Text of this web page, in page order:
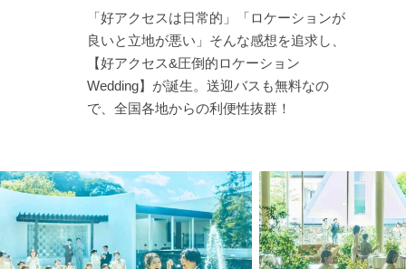
「好アクセスは日常的」「ロケーションが
良いと立地が悪い」そんな感想を追求し、
【好アクセス&圧倒的ロケーション
Wedding】が誕生。送迎バスも無料なの
で、全国各地からの利便性抜群！